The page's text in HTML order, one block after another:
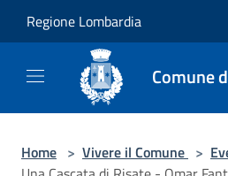
Regione Lombardia
Comune
Home > Vivere il Comune >